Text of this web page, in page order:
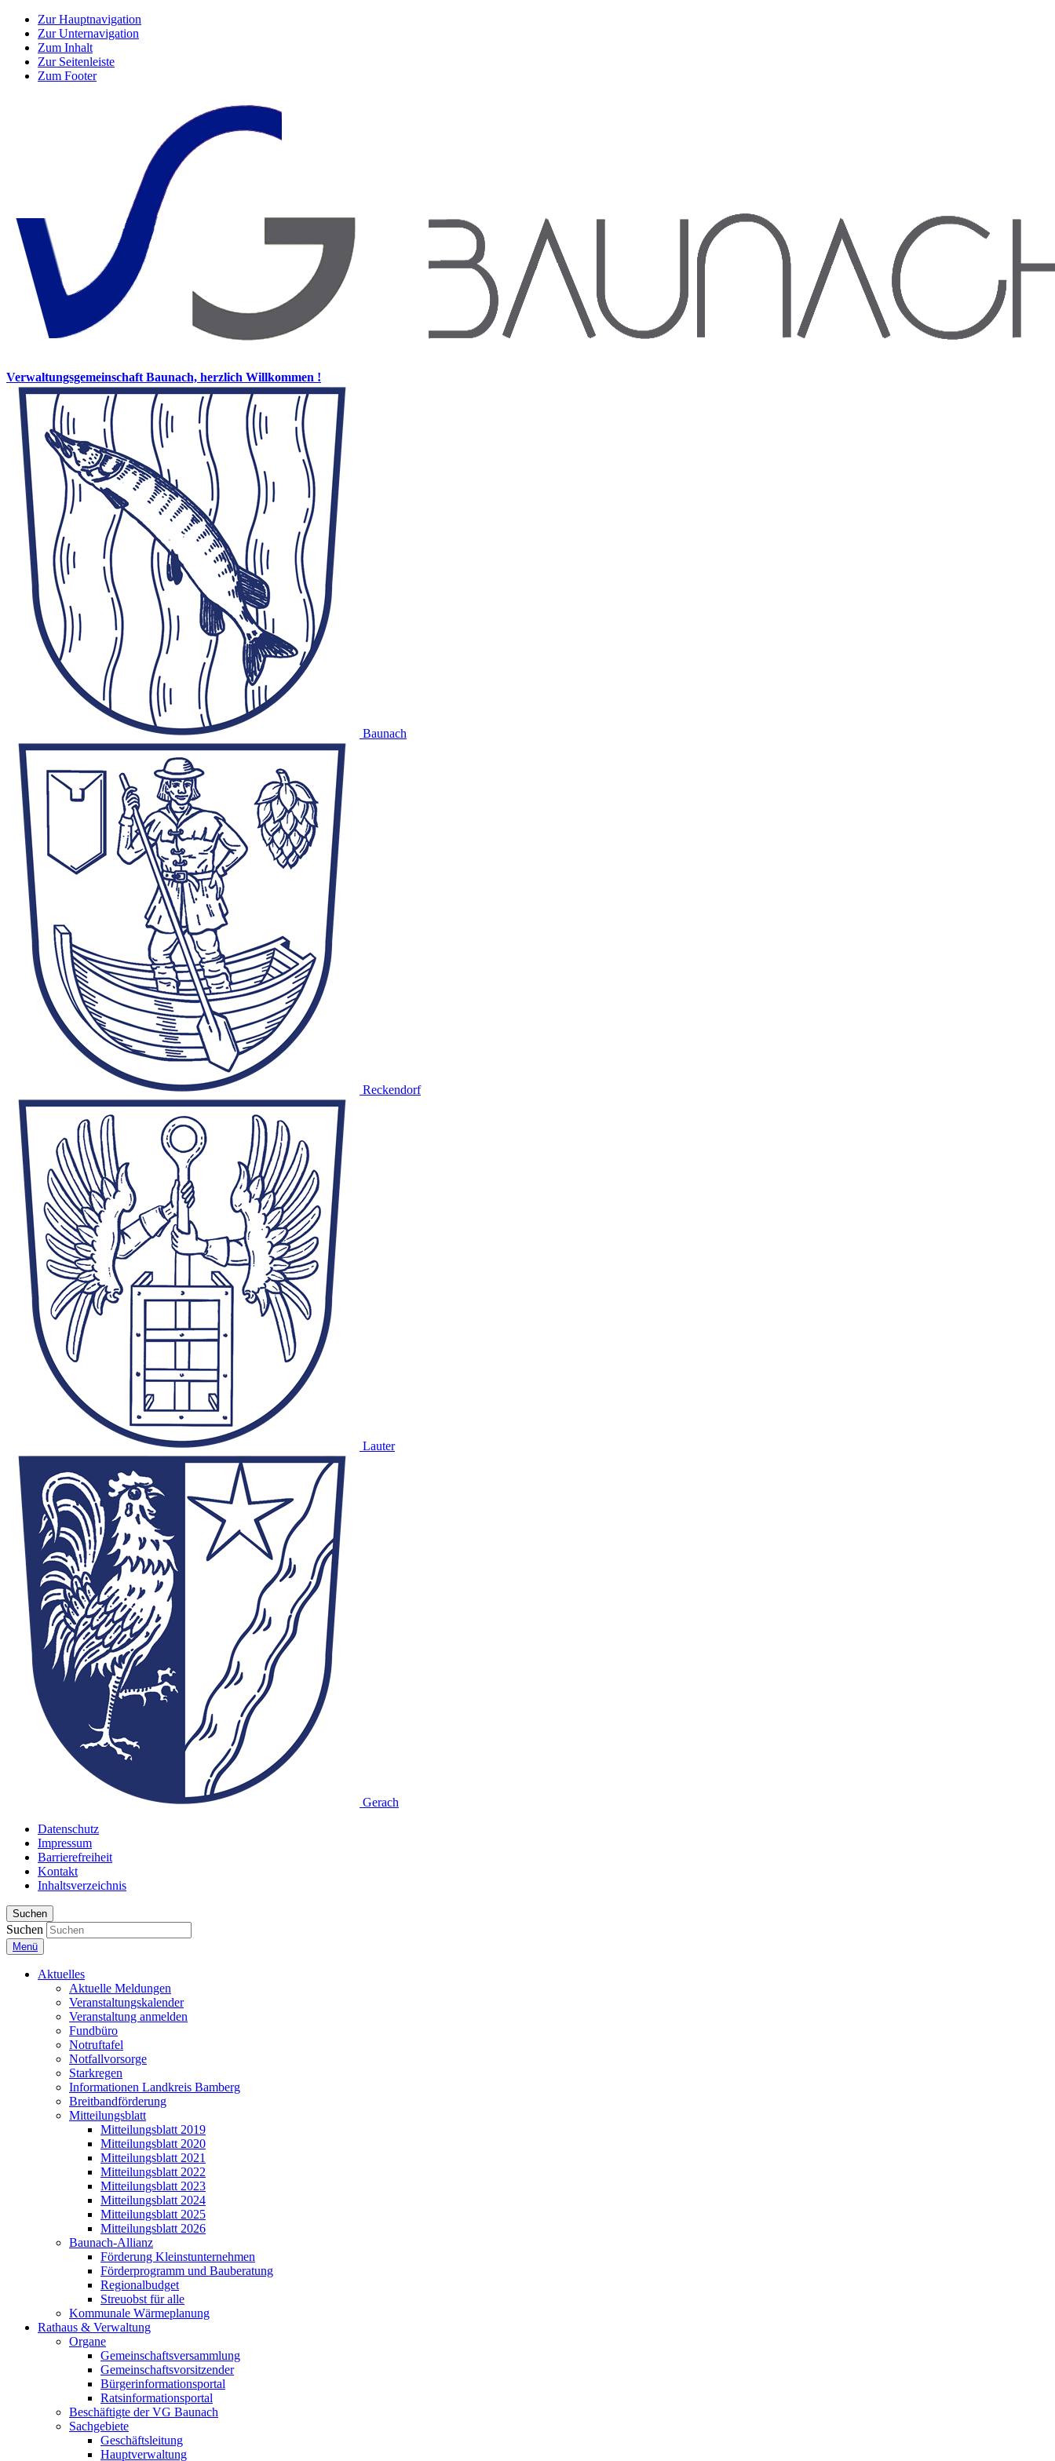
Zur Hauptnavigation
Zur Unternavigation
Zum Inhalt
Zur Seitenleiste
Zum Footer
Verwaltungsgemeinschaft Baunach, herzlich Willkommen !
Baunach
Reckendorf
Lauter
Gerach
Datenschutz
Impressum
Barrierefreiheit
Kontakt
Inhaltsverzeichnis
Suchen
Suchen
Menü
Aktuelles
Aktuelle Meldungen
Veranstaltungskalender
Veranstaltung anmelden
Fundbüro
Notruftafel
Notfallvorsorge
Starkregen
Informationen Landkreis Bamberg
Breitbandförderung
Mitteilungsblatt
Mitteilungsblatt 2019
Mitteilungsblatt 2020
Mitteilungsblatt 2021
Mitteilungsblatt 2022
Mitteilungsblatt 2023
Mitteilungsblatt 2024
Mitteilungsblatt 2025
Mitteilungsblatt 2026
Baunach-Allianz
Förderung Kleinstunternehmen
Förderprogramm und Bauberatung
Regionalbudget
Streuobst für alle
Kommunale Wärmeplanung
Rathaus & Verwaltung
Organe
Gemeinschaftsversammlung
Gemeinschaftsvorsitzender
Bürgerinformationsportal
Ratsinformationsportal
Beschäftigte der VG Baunach
Sachgebiete
Geschäftsleitung
Hauptverwaltung